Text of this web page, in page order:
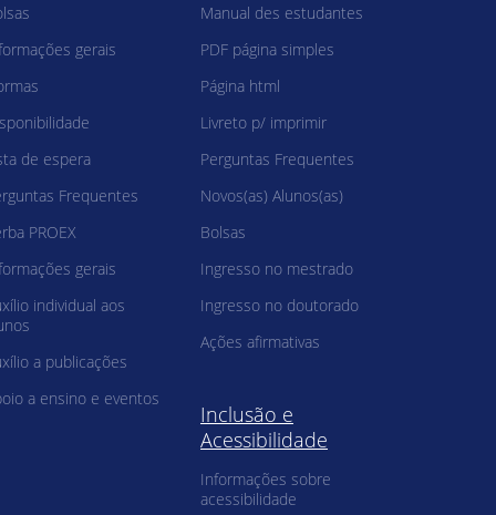
gerais
de espera
Frequentes
PROEX
gerais
individual aos
a publicações
a ensino e eventos
Manual des estudantes
PDF página simples
Página html
Livreto p/ imprimir
Perguntas Frequentes
Novos(as) Alunos(as)
Bolsas
Ingresso no mestrado
Ingresso no doutorado
Ações afirmativas
Inclusão e
Acessibilidade
Informações sobre
acessibilidade